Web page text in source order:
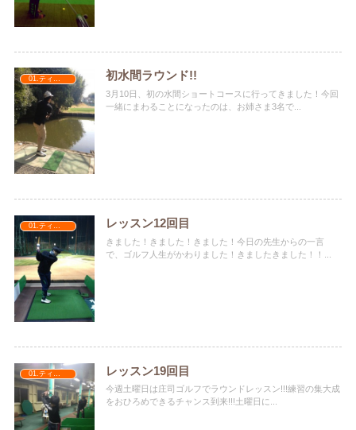
初水間ラウンド!!
3月10日、初の水間ショートコースに行ってきました！今回
一緒にまわることになったのは、お姉さま3名で...
01.ティナターナ レッスン12回目
きました！きました！きました！今日の先生からの一言
で、ゴルフ人生がかわりました！きましたきました！！...
01.ティナターナ レッスン19回目
今週土曜日は庄司ゴルフでラウンドレッスン!!!練習の集大成
をおひろめできるチャンス到来!!!土曜日に...